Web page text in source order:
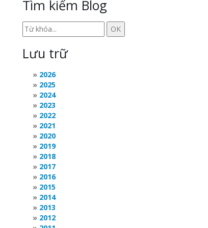
Tìm kiếm Blog
Lưu trữ
2026
2025
2024
2023
2022
2021
2020
2019
2018
2017
2016
2015
2014
2013
2012